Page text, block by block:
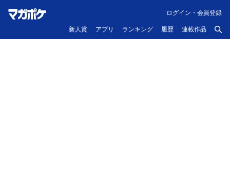
新人賞 アプリ ランキング 履歴 連載作品
ログイン・会員登録